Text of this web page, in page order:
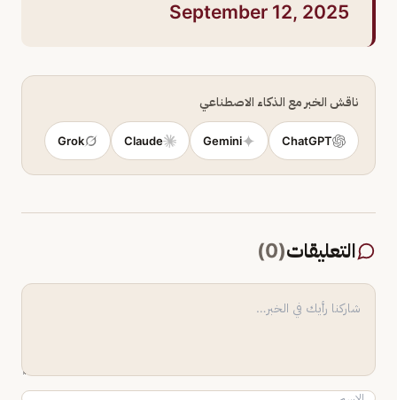
September 12, 2025
ناقش الخبر مع الذكاء الاصطناعي
ChatGPT
Gemini
Claude
Grok
التعليقات(
0
)